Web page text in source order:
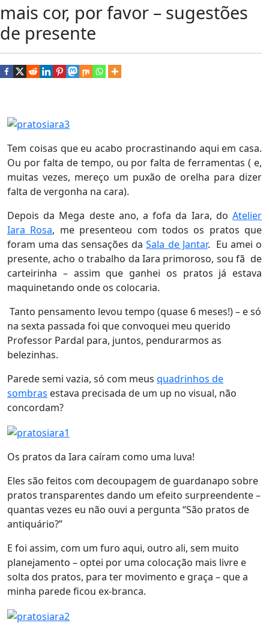
mais cor, por favor – sugestões
de presente
Tem coisas que eu acabo procrastinando aqui em casa.
Ou por falta de tempo, ou por falta de ferramentas ( e,
muitas vezes, mereço um puxão de orelha para dizer
falta de vergonha na cara).
Depois da Mega deste ano, a fofa da Iara, do Atelier
Iara Rosa, me presenteou com todos os pratos que
foram uma das sensações daSala de Jantar. Eu amei o
presente, acho o trabalho da Iara primoroso, sou fã de
carteirinha – assim que ganhei os pratos já estava
maquinetando onde os colocaria.
Tanto pensamento levou tempo (quase 6 meses!) – e só
na sexta passada foi que convoquei meu querido
Professor Pardal para, juntos, pendurarmos as
belezinhas.
Parede semi vazia, só com meus quadrinhos de
sombras estava precisada de um up no visual, não
concordam?
Os pratos da Iara caíram como uma luva!
Eles são feitos com decoupagem de guardanapo sobre
pratos transparentes dando um efeito surpreendente –
quantas vezes eu não ouvi a pergunta “São pratos de
antiquário?”
E foi assim, com um furo aqui, outro ali, sem muito
planejamento – optei por uma colocação mais livre e
solta dos pratos, para ter movimento e graça – que a
minha parede ficou ex-branca.